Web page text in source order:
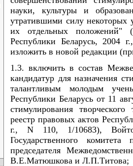
науки, культуры и
утратившими силу некоторых
их отдельных положений"
Республики Беларусь, 2004
изложить в новой редакции
1.3. включить в состав
кандидатур для назначения
талантливым молодым
Республики Беларусь от 11
стимулирования
реестр правовых актов
г., N 110, 1/10683),
Государственного
председателя
В.Е.Матюшкова и Л.П.Титова;